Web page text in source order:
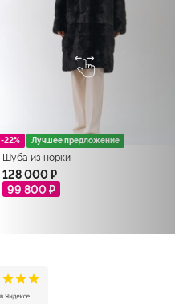
-22% Лучшее предложение
Шуба из норки
128 000 ₽
99 800 ₽